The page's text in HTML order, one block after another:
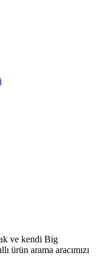
ve kendi Big
ürün arama aracımızı